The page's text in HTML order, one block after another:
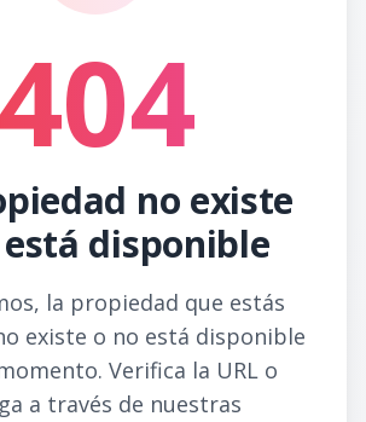
404
no existe
disponible
la propiedad que estás
existe o no está disponible
Verifica la URL o
a través de nuestras